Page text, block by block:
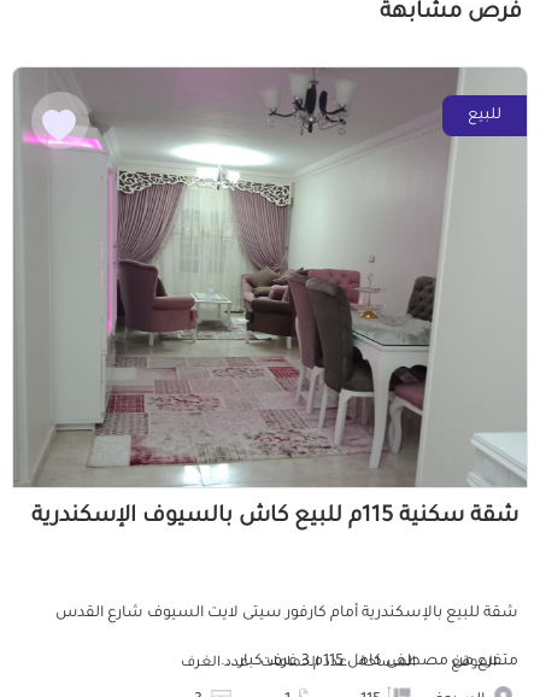
فرص مشابهة
للبيع
شقة سكنية 115م للبيع كاش بالسيوف الإسكندرية
شقة للبيع بالإسكندرية أمام كارفور سيتى لايت السيوف شارع القدس
متفرع من مصطفى كامل 115م 3 غرف كبار ...
الموقع المساحة عدد الحمامات عدد الغرف